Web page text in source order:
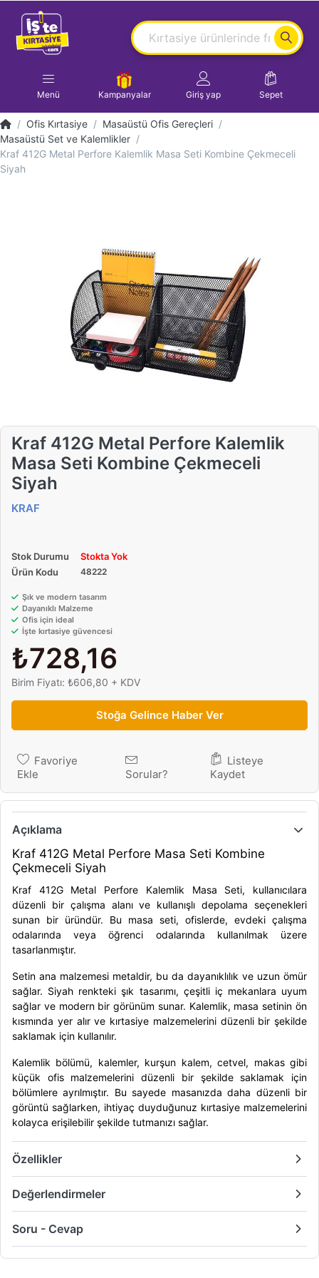
Menü Kampanyalar Giriş yap Sepet
Ofis Kırtasiye
Masaüstü Ofis Gereçleri
Masaüstü Set ve Kalemlikler
Kraf 412G Metal Perfore Kalemlik Masa Seti Kombine Çekmeceli
Siyah
Kraf 412G Metal Perfore Kalemlik
Masa Seti Kombine Çekmeceli
Siyah
KRAF
Stok Durumu
Stokta Yok
Ürün Kodu
48222
Şık ve modern tasarım
Dayanıklı Malzeme
Ofis için ideal
İşte kırtasiye güvencesi
₺728,16
Birim Fiyatı: ₺606,80 + KDV
Stoğa Gelince Haber Ver
Favoriye
Ekle
Sorular?
Listeye
Kaydet
Açıklama
Kraf 412G Metal Perfore Masa Seti Kombine
Çekmeceli Siyah
Kraf 412G Metal Perfore Kalemlik Masa Seti, kullanıcılara
düzenli bir çalışma alanı ve kullanışlı depolama seçenekleri
sunan bir üründür. Bu masa seti, ofislerde, evdeki çalışma
odalarında veya öğrenci odalarında kullanılmak üzere
tasarlanmıştır.
Setin ana malzemesi metaldir, bu da dayanıklılık ve uzun ömür
sağlar. Siyah renkteki şık tasarımı, çeşitli iç mekanlara uyum
sağlar ve modern bir görünüm sunar. Kalemlik, masa setinin ön
kısmında yer alır ve kırtasiye malzemelerini düzenli bir şekilde
saklamak için kullanılır.
Kalemlik bölümü, kalemler, kurşun kalem, cetvel, makas gibi
küçük ofis malzemelerini düzenli bir şekilde saklamak için
bölümlere ayrılmıştır. Bu sayede masanızda daha düzenli bir
görüntü sağlarken, ihtiyaç duyduğunuz kırtasiye malzemelerini
kolayca erişilebilir şekilde tutmanızı sağlar.
Özellikler
Değerlendirmeler
Soru - Cevap